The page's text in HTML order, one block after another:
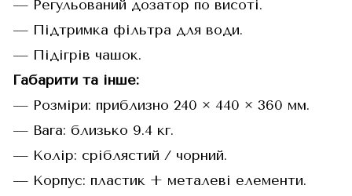
— Регульований дозатор по висоті.
— Підтримка фільтра для води.
— Підігрів чашок.
Габарити та інше:
— Розміри: приблизно 240 × 440 × 360 мм.
— Вага: близько 9.4 кг.
— Колір: сріблястий / чорний.
— Корпус: пластик + металеві елементи.